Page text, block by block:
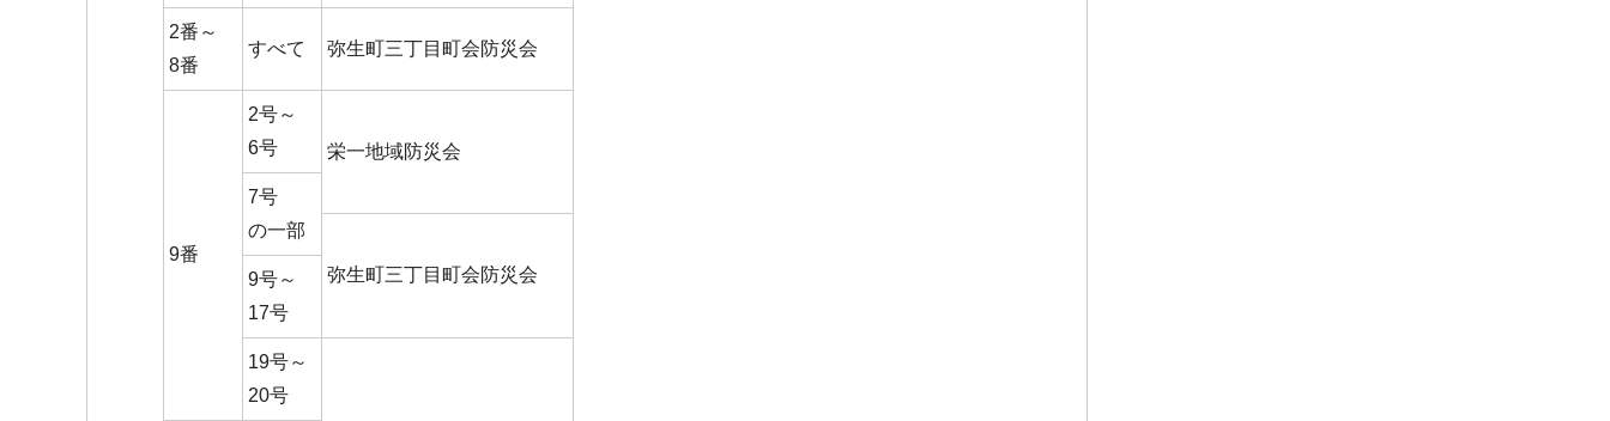
2番～
8番
すべて 弥生町三丁目町会防災会
9番
2号～
6号
栄一地域防災会
7号
の一部
弥生町三丁目町会防災会
9号～
17号
19号～
20号